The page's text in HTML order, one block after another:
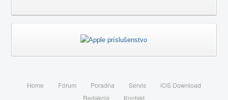
Home Fórum Poradňa Servis
iOS Download
Redakcia
Kontakt